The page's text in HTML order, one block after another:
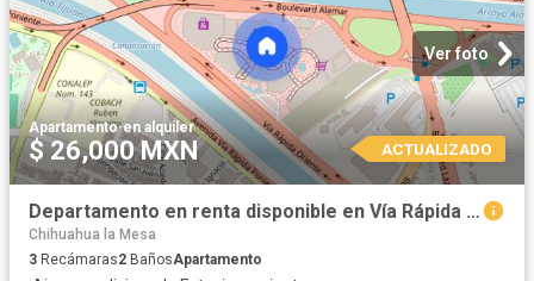
Ver foto
Apartamento·en alquiler
$ 26,000 MXN ACTUALIZADO
Departamento en renta disponible en Vía Rápida Ote. 15000, Chapultepec Alamar, 22110 Tijuana, B.C. #15000, Colonia Los Pirules, C.P. 22110
Chihuahua la Mesa
3 Recámaras2 BañosApartamento